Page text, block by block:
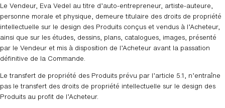
Le Vendeur, Eva Vedel au titre d’auto-entrepreneur, artiste-auteure,
personne morale et physique, demeure titulaire des droits de propriété
intellectuelle sur le design des Produits conçus et vendus à l’Acheteur,
ainsi que sur les études, dessins, plans, catalogues, images, présenté
par le Vendeur et mis à disposition de l’Acheteur avant la passation
définitive de la Commande.
Le transfert de propriété des Produits prévu par l’article 5.1, n’entraîne
pas le transfert des droits de propriété intellectuelle sur le design des
Produits au profit de l’Acheteur.